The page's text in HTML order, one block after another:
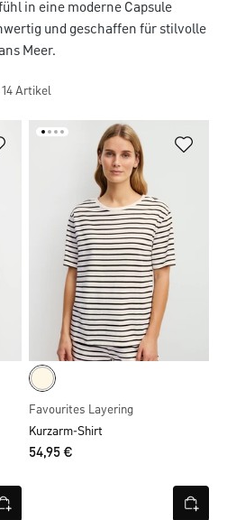
in eine moderne Capsule
und geschaffen für stilvolle
Meer.
14 Artikel
Favourites Layering
Kurzarm-Shirt
54,95 €